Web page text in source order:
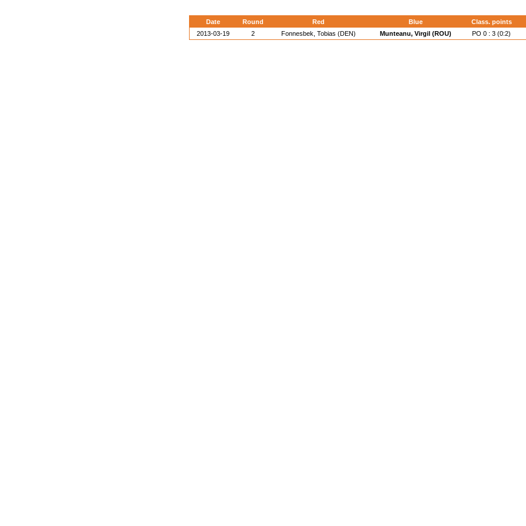
Date Round Red Blue Class. points
2013-03-19
2 Fonnesbek, Tobias (DEN) Munteanu, Virgil (ROU) PO 0 : 3 (0:2)